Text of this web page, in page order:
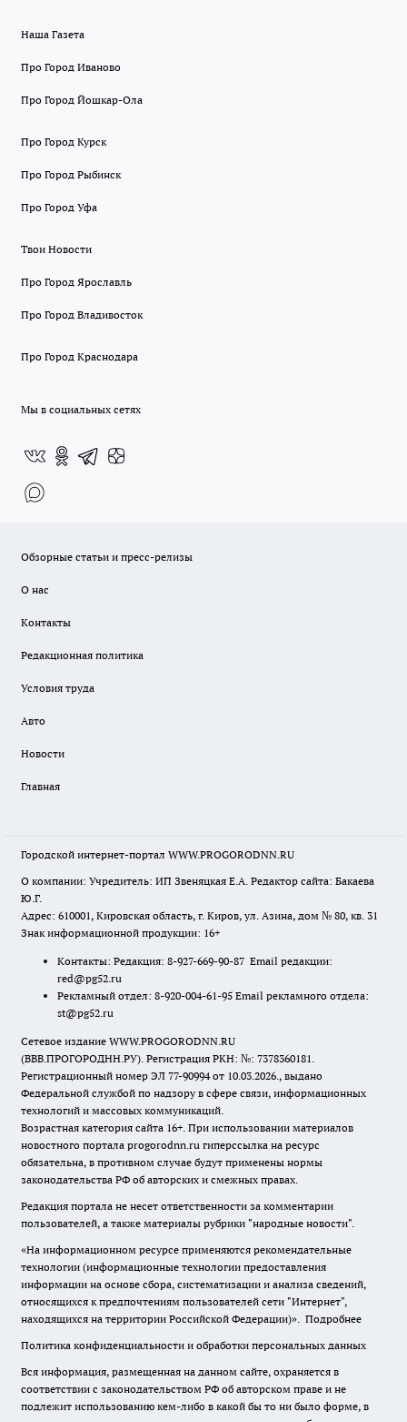
Наша Газета
Про Город Иваново
Про Город Йошкар-Ола
Про Город Курск
Про Город Рыбинск
Про Город Уфа
Твои Новости
Про Город Ярославль
Про Город Владивосток
Про Город Краснодара
Мы в социальных сетях
Обзорные статьи и пресс-релизы
О нас
Контакты
Редакционная политика
Условия труда
Авто
Новости
Главная
Городской интернет-портал WWW.PROGORODNN.RU
О компании: Учредитель: ИП Звеняцкая Е.А. Редактор сайта: Бакаева
Ю.Г.
Адрес: 610001, Кировская область, г. Киров, ул. Азина, дом № 80, кв. 31
Знак информационной продукции: 16+
Контакты: Редакция: 8-927-669-90-87 Email редакции:
red@pg52.ru
Рекламный отдел: 8-920-004-61-95 Email рекламного отдела:
st@pg52.ru
Сетевое издание WWW.PROGORODNN.RU
(ВВВ.ПРОГОРОДНН.РУ). Регистрация РКН: №: 7378360181.
Регистрационный номер ЭЛ 77-90994 от 10.03.2026., выдано
Федеральной службой по надзору в сфере связи, информационных
технологий и массовых коммуникаций.
Возрастная категория сайта 16+. При использовании материалов
новостного портала progorodnn.ru гиперссылка на ресурс
обязательна, в противном случае будут применены нормы
законодательства РФ об авторских и смежных правах.
Редакция портала не несет ответственности за комментарии
пользователей, а также материалы рубрики "народные новости".
«На информационном ресурсе применяются рекомендательные
технологии (информационные технологии предоставления
информации на основе сбора, систематизации и анализа сведений,
относящихся к предпочтениям пользователей сети "Интернет",
находящихся на территории Российской Федерации)». Подробнее
Политика конфиденциальности и обработки персональных данных
Вся информация, размещенная на данном сайте, охраняется в
соответствии с законодательством РФ об авторском праве и не
подлежит использованию кем-либо в какой бы то ни было форме, в